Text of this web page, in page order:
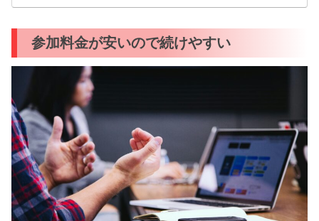
参加料金が安いので続けやすい